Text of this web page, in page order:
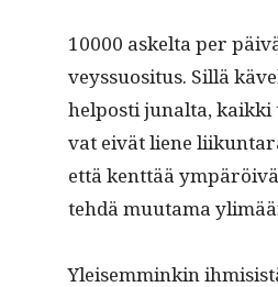
10000 askelta per
veyssu­osi­tus. Sil­lä
hel­posti junal­ta,
vat eivät liene
että kent­tää
tehdä muu­ta­ma
Yleisem­minkin